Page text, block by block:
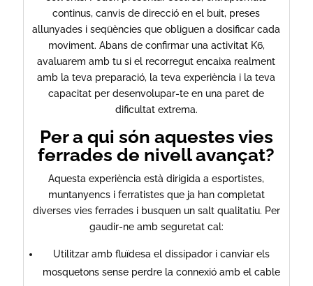
continus, canvis de direcció en el buit, preses
allunyades i seqüències que obliguen a dosificar cada
moviment. Abans de confirmar una activitat K6,
avaluarem amb tu si el recorregut encaixa realment
amb la teva preparació, la teva experiència i la teva
capacitat per desenvolupar-te en una paret de
dificultat extrema.
Per a qui són aquestes vies
ferrades de nivell avançat?
Aquesta experiència està dirigida a esportistes,
muntanyencs i ferratistes que ja han completat
diverses vies ferrades i busquen un salt qualitatiu. Per
gaudir-ne amb seguretat cal:
Utilitzar amb fluïdesa el dissipador i canviar els
mosquetons sense perdre la connexió amb el cable